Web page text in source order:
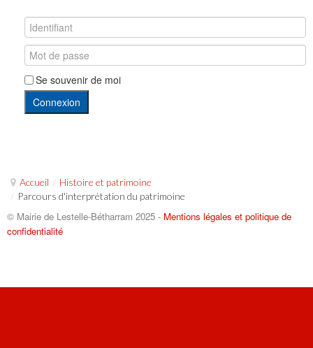
Se souvenir de moi
Connexion
Accueil / Histoire et patrimoine
/ Parcours d'interprétation du patrimoine
© Mairie de Lestelle-Bétharram 2025 - Mentions légales et politique de
confidentialité